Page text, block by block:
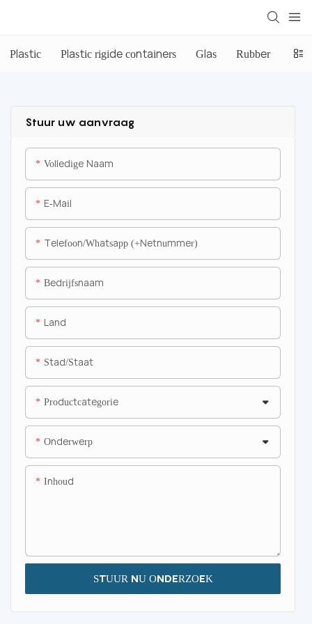
Plastic Plastic rigide containers Glas Rubber
Stuur uw aanvraag
Volledige Naam
E-Mail
Telefoon/whatsapp (+netnummer)
Bedrijfsnaam
Land
Stad/staat
Productcategorie
Onderwerp
Inhoud
STUUR NU ONDERZOEK